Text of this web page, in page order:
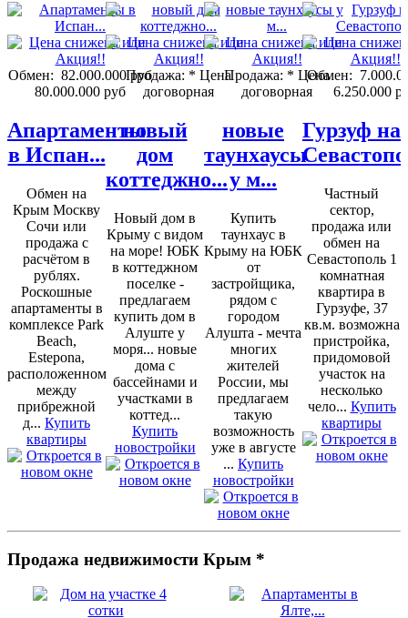
Обмен: 82.000.000 руб
80.000.000 руб
Апартаменты
в Испан...
Обмен на
Крым Москву
Сочи или
продажа с
расчётом в
рублях.
Роскошные
апартаменты в
комплексе Park
Beach,
Estepona,
расположенном
между
прибрежной
д... Купить
квартиры
Продажа: * Цена
договорная
новый
дом
коттеджно...
Новый дом в
Крыму с видом
на море! ЮБК
в коттеджном
поселке -
предлагаем
купить дом в
Алуште у
моря... новые
дома с
бассейнами и
участками в
коттед...
Купить
новостройки
Продажа: * Цена
договорная
новые
таунхаусы
у м...
Купить
таунхаус в
Крыму на ЮБК
от
застройщика,
рядом с
городом
Алушта - мечта
многих
жителей
России, мы
предлагаем
такую
возможность
уже в августе
... Купить
новостройки
Обмен:
6.250.000
Гурзуф на
Частный
сектор,
продажа или
обмен на
Севастополь 1
комнатная
квартира в
Гурзуфе, 37
кв.м. возможна
пристройка,
придомовой
участок на
несколько
чело... Купить
квартиры
Продажа недвижимости Крым *